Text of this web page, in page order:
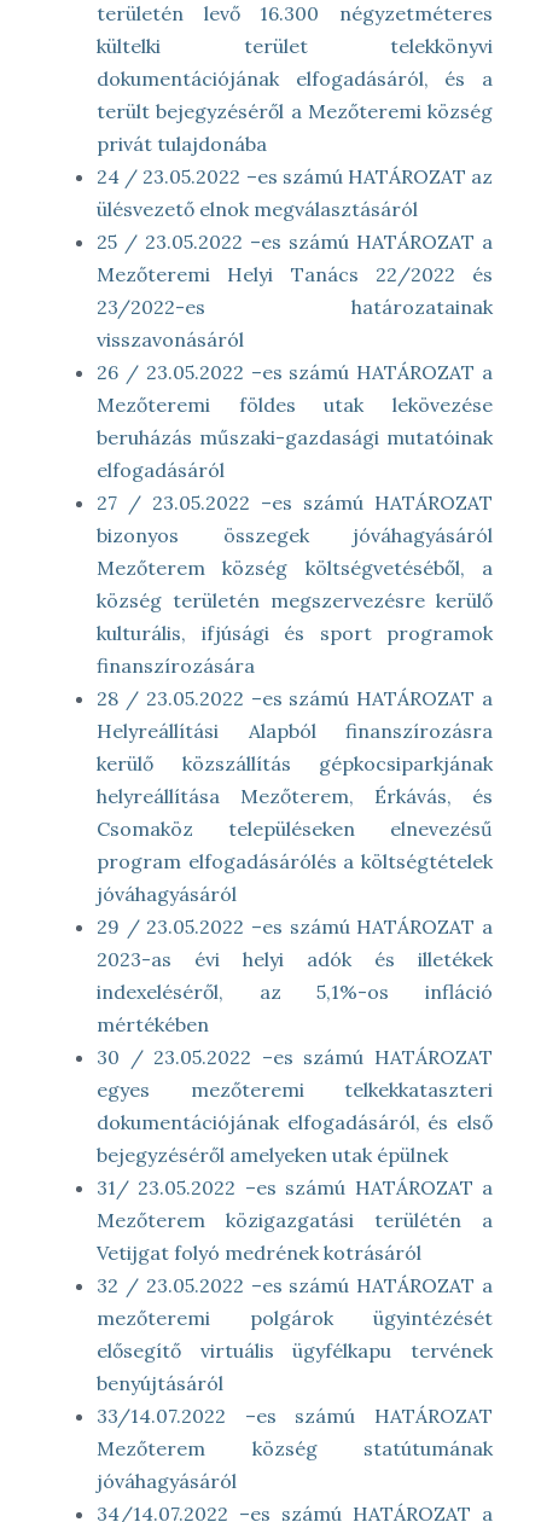
területén levő 16.300 négyzetméteres
kültelki terület telekkönyvi
dokumentációjának elfogadásáról, és a
terült bejegyzéséről a Mezőteremi község
privát tulajdonába
24 / 23.05.2022 –es számú HATÁROZAT az
ülésvezető elnok megválasztásáról
25 / 23.05.2022 –es számú HATÁROZAT a
Mezőteremi Helyi Tanács 22/2022 és
23/2022-es határozatainak
visszavonásáról
26 / 23.05.2022 –es számú HATÁROZAT a
Mezőteremi földes utak lekövezése
beruházás műszaki-gazdasági mutatóinak
elfogadásáról
27 / 23.05.2022 –es számú HATÁROZAT
bizonyos összegek jóváhagyásáról
Mezőterem község költségvetéséből, a
község területén megszervezésre kerülő
kulturális, ifjúsági és sport programok
finanszírozására
28 / 23.05.2022 –es számú HATÁROZAT a
Helyreállítási Alapból finanszírozásra
kerülő közszállítás gépkocsiparkjának
helyreállítása Mezőterem, Érkávás, és
Csomaköz településeken elnevezésű
program elfogadásárólés a költségtételek
jóváhagyásáról
29 / 23.05.2022 –es számú HATÁROZAT a
2023-as évi helyi adók és illetékek
indexeléséről, az 5,1%-os infláció
mértékében
30 / 23.05.2022 –es számú HATÁROZAT
egyes mezőteremi telkekkataszteri
dokumentációjának elfogadásáról, és első
bejegyzéséről amelyeken utak épülnek
31/ 23.05.2022 –es számú HATÁROZAT a
Mezőterem közigazgatási terülétén a
Vetijgat folyó medrének kotrásáról
32 / 23.05.2022 –es számú HATÁROZAT a
mezőteremi polgárok ügyintézését
elősegítő virtuális ügyfélkapu tervének
benyújtásáról
33/14.07.2022 –es számú HATÁROZAT
Mezőterem község statútumának
jóváhagyásáról
34/14.07.2022 –es számú HATÁROZAT a